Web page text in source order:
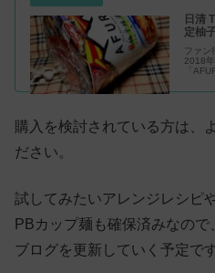
日清
定柚
ファン
2018
「
人気
／
購入を検討されている方は、
ださい。
試してみたいアレンジレシピ
PBカップ麺も確保済みなの
ブログを更新していく予定です